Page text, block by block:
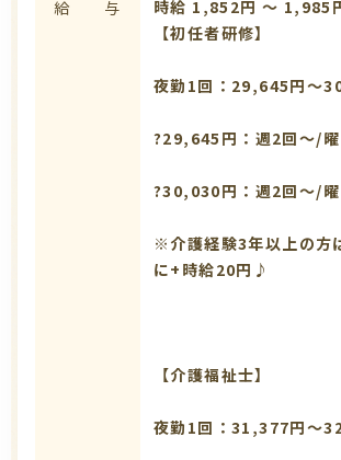
給 与
時給 1,852円 〜 1,985
【初任者研修】
夜勤1回：29,645円～
?29,645円：週2回～/曜
?30,030円：週2回～/曜
※介護経験3年以上の方
に+時給20円♪
【介護福祉
夜勤1回：31,377円～